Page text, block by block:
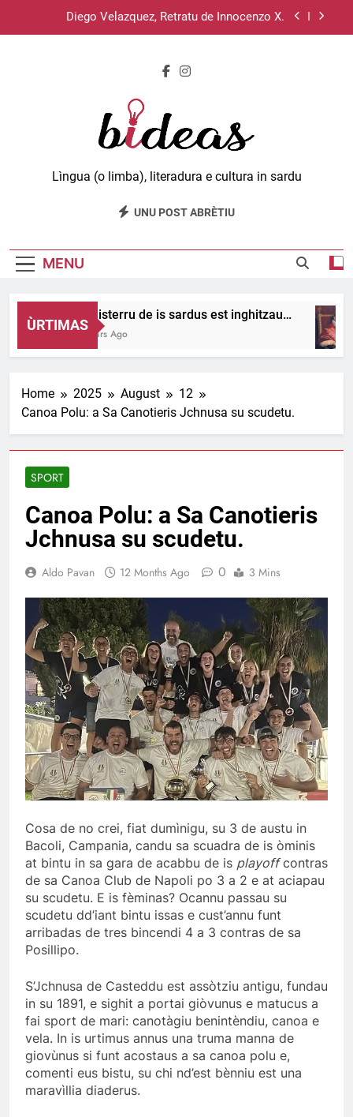
Diego Velazquez, Retratu de Innocenzo X.
Su disterru de is sardus est inghitzau…
Bideas.org
Lìngua (o limba), literadura e cultura in sardu
UNU POST ABRÈTIU
MENU
ÙRTIMAS
Su disterru de is sardus est inghitzau…
2 Hours Ago
Home 2025 August
12
Canoa Polu: a Sa Canotieris Jchnusa su scudetu.
SPORT
Canoa Polu: a Sa Canotieris
Jchnusa su scudetu.
Aldo Pavan 12 Months Ago 0 3 Mins
Cosa de no crei, fiat dumìnigu, su 3 de austu in
Bacoli, Campania, candu sa scuadra de is òminis
at bintu in sa gara de acabbu de is playoffcontras
de sa Canoa Club de Napoli po 3 a 2 e at aciapau
su scudetu. E is fèminas? Ocannu passau su
scudetu dd’iant bintu issas e cust’annu funt
arribadas de tres bincendi 4 a 3 contras de sa
Posillipo.
S’Jchnusa de Casteddu est assòtziu antigu, fundau
in su 1891, e sighit a portai giòvunus e matucus a
fai sport de mari: canotàgiu benintèndiu, canoa e
vela. In is urtimus annus una truma manna de
giovùnus si funt acostaus a sa canoa polu e,
comenti eus bistu, su chi nd’est bènniu est una
maravìllia diaderus.